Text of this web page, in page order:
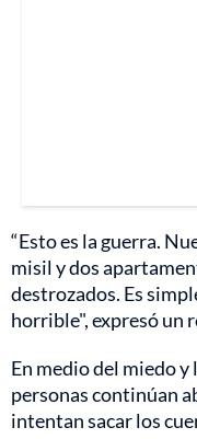
“Esto es la guerra.
misil y dos
destrozados. Es
horrible", expresó un
En medio del miedo
personas continúan
intentan sacar los